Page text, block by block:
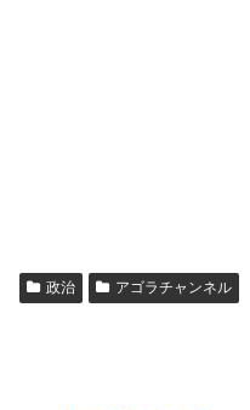
政治 アゴラチャンネル